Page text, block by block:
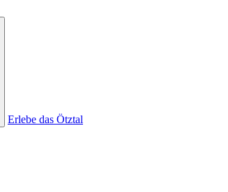
Erlebe das Ötztal